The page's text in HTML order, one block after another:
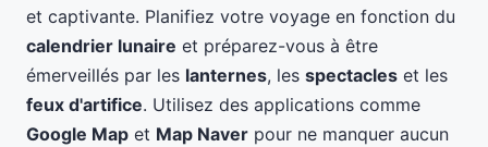
et captivante. Planifiez votre voyage en fonction du
calendrier lunaire et préparez-vous à être
émerveillés par les lanternes, les spectacles et les
feux d'artifice. Utilisez des applications comme
Google Map et Map Naver pour ne manquer aucun